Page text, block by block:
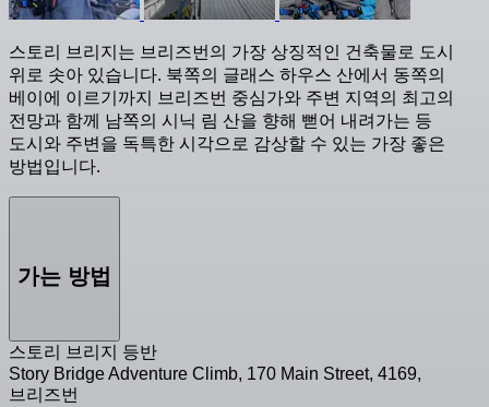
스토리 브리지는 브리즈번의 가장 상징적인 건축물로 도시
위로 솟아 있습니다. 북쪽의 글래스 하우스 산에서 동쪽의
베이에 이르기까지 브리즈번 중심가와 주변 지역의 최고의
전망과 함께 남쪽의 시닉 림 산을 향해 뻗어 내려가는 등
도시와 주변을 독특한 시각으로 감상할 수 있는 가장 좋은
방법입니다.
가는 방법
스토리 브리지 등반
Story Bridge Adventure Climb, 170 Main Street, 4169,
브리즈번